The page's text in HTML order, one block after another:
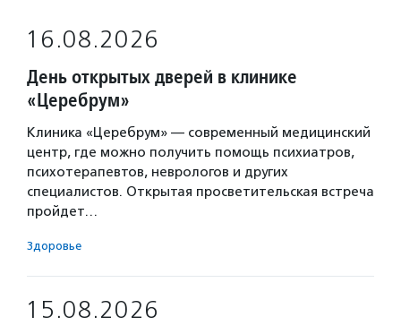
16.08.2026
День открытых дверей в клинике
«Церебрум»
Клиника «Церебрум» — современный медицинский
центр, где можно получить помощь психиатров,
психотерапевтов, неврологов и других
специалистов. Открытая просветительская встреча
пройдет…
Здоровье
15.08.2026